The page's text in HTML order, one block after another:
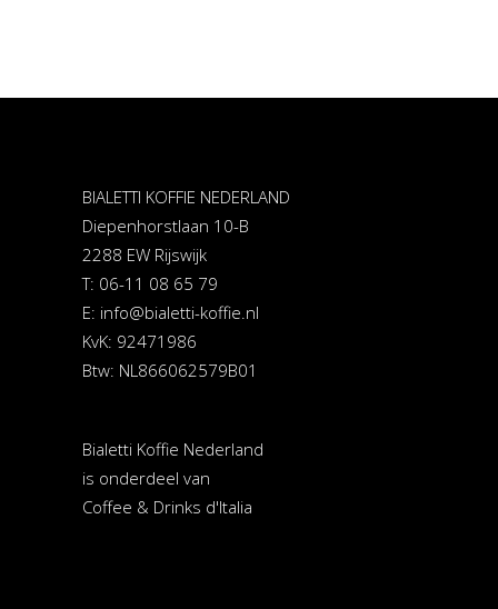
BIALETTI KOFFIE NEDERLAND
Diepenhorstlaan 10-B
2288 EW Rijswijk
T: 06-11 08 65 79
E: info@bialetti-koffie.nl
KvK: 92471986
Btw: NL866062579B01
Bialetti Koffie Nederland
is onderdeel van
Coffee & Drinks d'Italia